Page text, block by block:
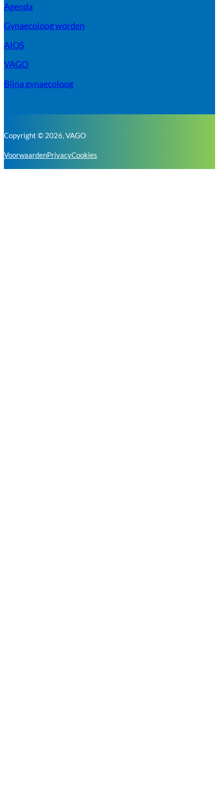
Agenda
Gynaecoloog worden
AIOS
VAGO
Bijna gynaecoloog
Copyright © 2026, VAGO
VoorwaardenPrivacyCookies